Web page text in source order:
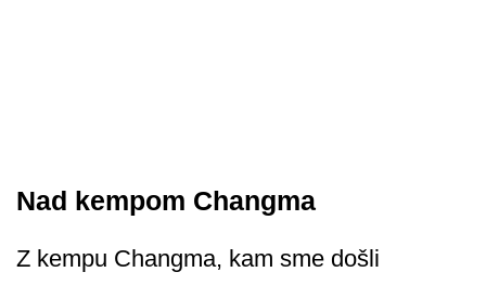
Nad kempom Changma
Z kempu Changma, kam sme došli